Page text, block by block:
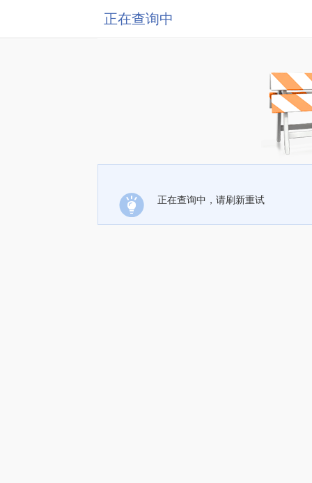
正在查询中
正在查询中，请刷新重试